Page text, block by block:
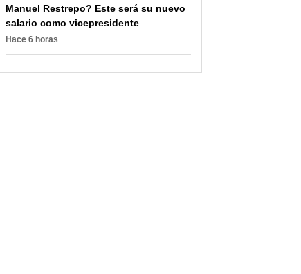
Manuel Restrepo? Este será su nuevo
salario como vicepresidente
Hace 6 horas